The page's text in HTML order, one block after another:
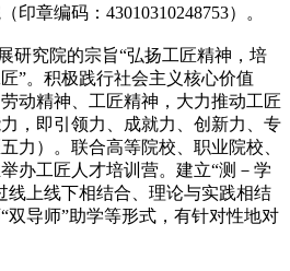
印章编码：43010310248753）。
究院的宗旨“弘扬工匠精神，培
”。积极践行社会主义核心价值
动精神、工匠精神，大力推动工匠
，即引领力、成就力、创新力、专
力）。联合高等院校、职业院校、
办工匠人才培训营。建立“测－学
线上线下相结合、理论与实践相结
双导师”助学等形式，有针对性地对